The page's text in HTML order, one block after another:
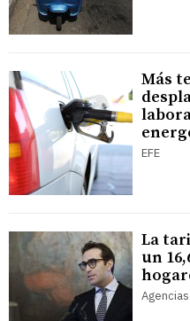
Más
EFE
La
un
Agencias